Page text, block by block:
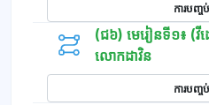
ការបញ្ចប់
(ជ៦) មេរៀនទី១៖ (វី
លោកដាវិន
ការបញ្ចប់